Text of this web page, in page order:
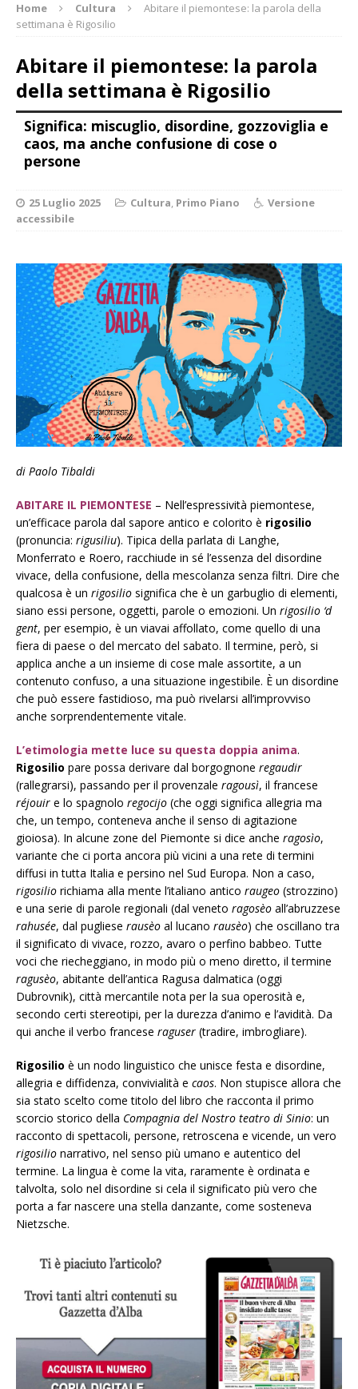
Home Cultura
Abitare il piemontese: la parola della
settimana è Rigosilio
Abitare il piemontese: la parola
della settimana è Rigosilio
Significa: miscuglio, disordine, gozzoviglia e
caos, ma anche confusione di cose o
persone
25 Luglio 2025 Cultura, Primo Piano
Versione
accessibile
di Paolo Tibaldi
ABITARE IL PIEMONTESE – Nell’espressività piemontese,
un’efficace parola dal sapore antico e colorito è rigosilio
(pronuncia: rigusiliu). Tipica della parlata di Langhe,
Monferrato e Roero, racchiude in sé l’essenza del disordine
vivace, della confusione, della mescolanza senza filtri. Dire che
qualcosa è un rigosilio significa che è un garbuglio di elementi,
siano essi persone, oggetti, parole o emozioni. Un rigosilio ‘d
gent, per esempio, è un viavai affollato, come quello di una
fiera di paese o del mercato del sabato. Il termine, però, si
applica anche a un insieme di cose male assortite, a un
contenuto confuso, a una situazione ingestibile. È un disordine
che può essere fastidioso, ma può rivelarsi all’improvviso
anche sorprendentemente vitale.
L’etimologia mette luce su questa doppia anima.
Rigosilio pare possa derivare dal borgognone regaudir
(rallegrarsi), passando per il provenzale ragousì, il francese
réjouir e lo spagnolo regocijo (che oggi significa allegria ma
che, un tempo, conteneva anche il senso di agitazione
gioiosa). In alcune zone del Piemonte si dice anche ragosìo,
variante che ci porta ancora più vicini a una rete di termini
diffusi in tutta Italia e persino nel Sud Europa. Non a caso,
rigosilio richiama alla mente l’italiano antico raugeo (strozzino)
e una serie di parole regionali (dal veneto ragosèo all’abruzzese
rahusée, dal pugliese rausèo al lucano rausèo) che oscillano tra
il significato di vivace, rozzo, avaro o perfino babbeo. Tutte
voci che riecheggiano, in modo più o meno diretto, il termine
ragusèo, abitante dell’antica Ragusa dalmatica (oggi
Dubrovnik), città mercantile nota per la sua operosità e,
secondo certi stereotipi, per la durezza d’animo e l’avidità. Da
qui anche il verbo francese raguser (tradire, imbrogliare).
Rigosilio è un nodo linguistico che unisce festa e disordine,
allegria e diffidenza, convivialità e caos. Non stupisce allora che
sia stato scelto come titolo del libro che racconta il primo
scorcio storico della Compagnia del Nostro teatro di Sinio: un
racconto di spettacoli, persone, retroscena e vicende, un vero
rigosilio narrativo, nel senso più umano e autentico del
termine. La lingua è come la vita, raramente è ordinata e
talvolta, solo nel disordine si cela il significato più vero che
porta a far nascere una stella danzante, come sosteneva
Nietzsche.